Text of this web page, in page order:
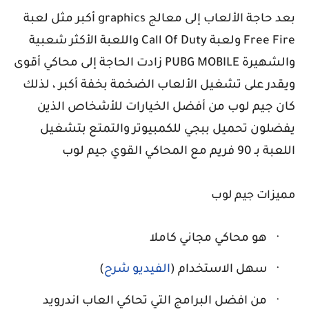
بعد حاجة الألعاب إلى معالج graphics أكبر مثل لعبة
Free Fire ولعبة Call Of Duty واللعبة الأكثر شعبية
والشهيرة PUBG MOBILE زادت الحاجة إلى محاكي أقوى
ويقدر على تشغيل الألعاب الضخمة بخفة أكبر ، لذلك
كان جيم لوب من أفضل الخيارات للأشخاص الذين
يفضلون تحميل ببجي للكمبيوتر والتمتع بتشغيل
اللعبة بـ 90 فريم مع المحاكي القوي جيم لوب
مميزات جيم لوب
· هو محاكي مجاني كاملا
· سهل الاستخدام (الفيديو شرح)
·
من افضل البرامج التي تحاكي العاب اندرويد